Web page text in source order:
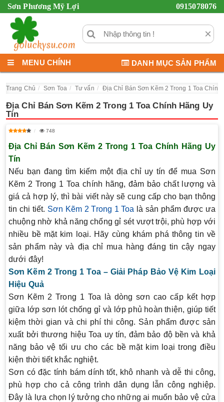
Sơn Phương Mỹ Lợi 0915078076
×
MENU CHÍNH DANH MỤC SẢN PHẨM
Trang Chủ Sơn Toa Tư vấn Địa Chỉ Bán Sơn Kẽm 2 Trong 1 Toa Chính
Địa Chỉ Bán Sơn Kẽm 2 Trong 1 Toa Chính Hãng Uy
Tín
748
Địa Chỉ Bán Sơn Kẽm 2 Trong 1 Toa Chính Hãng Uy
Tín
Nếu bạn đang tìm kiếm một địa chỉ uy tín để mua Sơn
Kẽm 2 Trong 1 Toa chính hãng, đảm bảo chất lượng và
giá cả hợp lý, thì bài viết này sẽ cung cấp cho bạn thông
tin chi tiết. Sơn Kẽm 2 Trong 1 Toa là sản phẩm được ưa
chuộng nhờ khả năng chống gỉ sét vượt trội, phù hợp với
nhiều bề mặt kim loại. Hãy cùng khám phá thông tin về
sản phẩm này và địa chỉ mua hàng đáng tin cậy ngay
dưới đây!
Sơn Kẽm 2 Trong 1 Toa – Giải Pháp Bảo Vệ Kim Loại
Hiệu Quả
Sơn Kẽm 2 Trong 1 Toa là dòng sơn cao cấp kết hợp
giữa lớp sơn lót chống gỉ và lớp phủ hoàn thiện, giúp tiết
kiệm thời gian và chi phí thi công. Sản phẩm được sản
xuất bởi thương hiệu Toa uy tín, đảm bảo độ bền và khả
năng bảo vệ tối ưu cho các bề mặt kim loại trong điều
kiện thời tiết khắc nghiệt.
Sơn có đặc tính bám dính tốt, khô nhanh và dễ thi công,
phù hợp cho cả công trình dân dụng lẫn công nghiệp.
Đây là lựa chọn lý tưởng cho những ai muốn bảo vệ cửa